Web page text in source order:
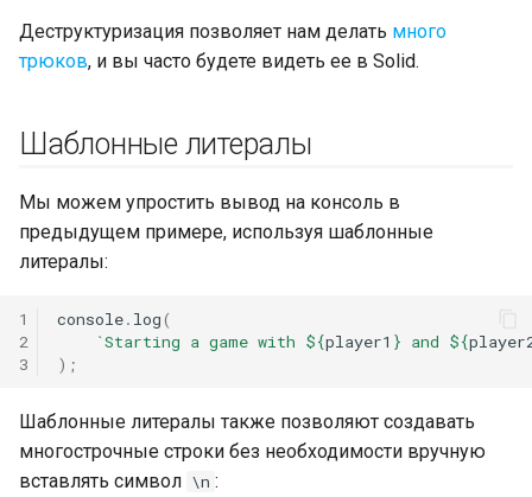
Деструктуризация позволяет нам делать много
трюков, и вы часто будете видеть ее в Solid.
Шаблонные литералы
Мы можем упростить вывод на консоль в
предыдущем примере, используя шаблонные
литералы:
1
2
3
console. log(
`Starting a game with ${player1 } and ${
);
Шаблонные литералы также позволяют создавать
многострочные строки без необходимости вручную
вставлять символ \n :